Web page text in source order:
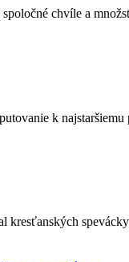
chvíle a
k